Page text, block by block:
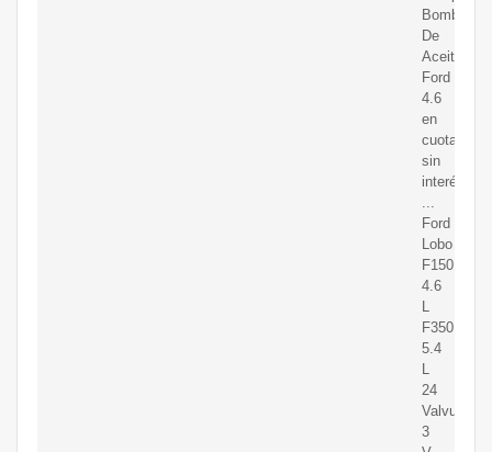
Bombas
De
Aceite
Ford
4.6
en
cuotas
sin
interés!
Ford
Lobo
F150
4.6
F350
5.4
24
Valvulas
3